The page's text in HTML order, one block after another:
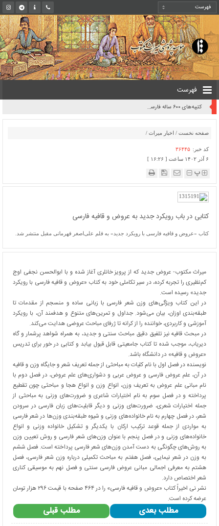
فهرست
کتیبه‌های ۶۰۰ ساله فارسی در هندوستان
صفحه نخست / اخبار میراث /
کد خبر: ۳۶۴۴۵
۶ آذر ۱۴۰۲ ساعت [ ۱۶:۲۶ ]
پ
کتابی در باب رویکرد جدید به عروض و قافیه فارسی
کتاب «عروض و قافیه فارسی با رویکرد جدید» به قلم علی‌اصغر قهرمانی مقبل منتشر شد.
میراث مکتوب- عروض جدید که از پرویز خانلری آغاز شده و با ابوالحسن نجفی اوج
کم‌نظیری را تجربه کرده، در سیر تکاملی خود به کتاب «عروض و قافیه فارسی با رویکرد
جدید» رسیده است.
در این کتاب ویژگی‌های وزن شعر فارسی با زبانی ساده و منسجم از مقدمات تا
طبقه‌بندی اوزان، بیان می‌شود. جداول و تمرین‌های متنوع و هدفمند آن، با رویکرد
آموزشی و کاربردی، خواننده را از کرانه تا ژرفای مباحث عروضی هدایت می‌کند.
در مبحث قافیه نیز تلفیق دقیق مباحث سنتی و جدید، به همراه شواهد پرشمار و گاه
دیریاب، موجب شده تا کتاب جامعیتی قابل قبول بیابد و کتابی در خور برای تدریس
«عروض و قافیه» در دانشگاه باشد.
نویسنده در فصل اول با نام کلیات به مباحثی از جمله تعریف شعر و جایگاه وزن و قافیه
در آن، علم عروض فارسی و عروض عربی و دشواری‌های علم عروض، در فصل دوم با
نام مبانی علم عروض به تعریف وزن، انواع وزن و انواع هجا و مباحثی چون تقطیع
پرداخته و در فصل سوم به نام اختیارات شاعری و ضرورت‌های وزنی به مباحثی از
جمله اختیارات شعری، ضرورت‌های وزنی و دیگر قابلیت‌های زبان فارسی در سرودن
شعر، در فصل چهارم به نام خانواده‌های وزنی و شیوه طبقه‌بندی وزن‌ها در شعر فارسی
به مواردی از جمله قوعد ترکیب ارکان با یکدیگر و تشکیل خانواده وزنی و انواع
خانواده‌های وزنی و در فصل پنجم با عنوان وزن‌های شعر فارسی و روش تعیین وزن
به روش‌های چگونگی به دست آمدن وزن‌های شعر فارسی پرداخته است. فصل ششم
به وزن در شعر نیمایی، فصل هفتم به مباحث تکمیلی درباره وزن شعر فارسی، فصل
هشتم به معرفی اجمالی مبانی عروض فارسی سنتی و فصل نهم به موسیقی کناری
شعر اختصاص دارد.
نشر نی اخیراً کتاب «عروض و قافیه فارسی» را در ۴۶۴ صفحه با قیمت ۲۹۶ هزار تومان
عرضه کرده است.
مطلب قبلی مطلب بعدی